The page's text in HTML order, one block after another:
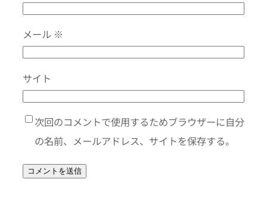
メール ※
サイト
次回のコメントで使用するためブラウザーに自分
の名前、メールアドレス、サイトを保存する。